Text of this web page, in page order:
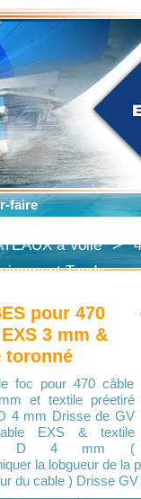
faire
à Voile>
Tauds
pour 470
3 mm &
toronné
foc pour 470 câble
et textile préetiré
4 mm Drisse de GV
EXS & textile
D 4 mm (
la lobgueur de la
du cable ) Drisse